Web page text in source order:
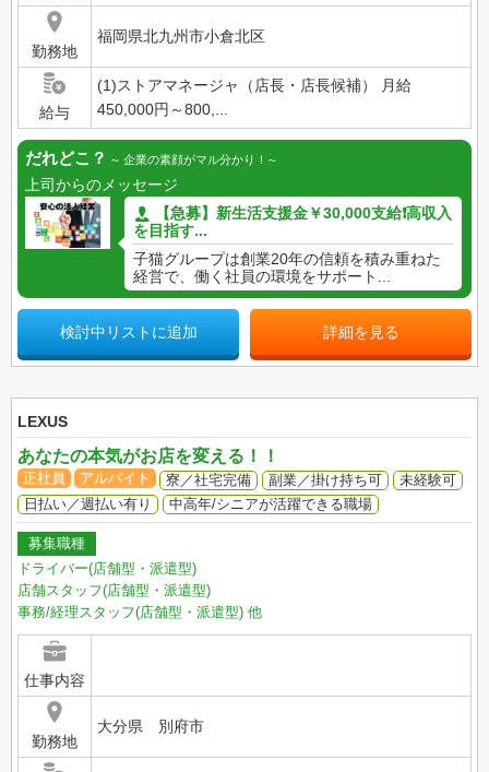
勤務地
福岡県北九州市小倉北区
給与
(1)ストアマネージャ（店長・店長候補） 月給
450,000円～800,...
だれどこ？ 企業の素顔がマル分かり！
上司からのメッセージ
【急募】新生活支援金￥30,000支給❗高収入
を目指す...
子猫グループは創業20年の信頼を積み重ねた
経営で、働く社員の環境をサポート...
検討中リストに追加 詳細を見る
LEXUS
あなたの本気がお店を変える！！
正社員 アルバイト 寮／社宅完備 副業／掛け持ち可
未経験可
日払い／週払い有り
中高年/シニアが活躍できる職場
募集職種
ドライバー(店舗型・派遣型)
店舗スタッフ(店舗型・派遣型)
事務/経理スタッフ(店舗型・派遣型) 他
仕事内容
勤務地
大分県 別府市